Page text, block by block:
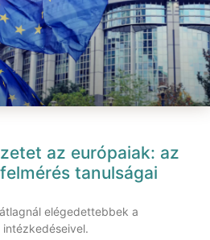
az európaiak: az
tanulságai
elégedettebbek a